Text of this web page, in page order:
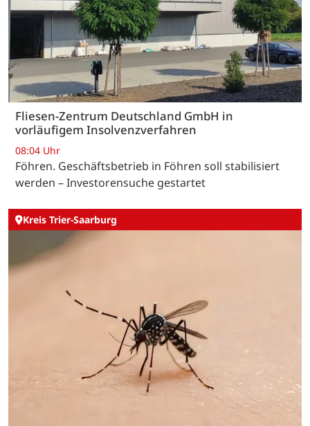
Fliesen-Zentrum Deutschland GmbH in
vorläufigem Insolvenzverfahren
08:04 Uhr
Föhren. Geschäftsbetrieb in Föhren soll stabilisiert
werden – Investorensuche gestartet
Kreis Trier-Saarburg